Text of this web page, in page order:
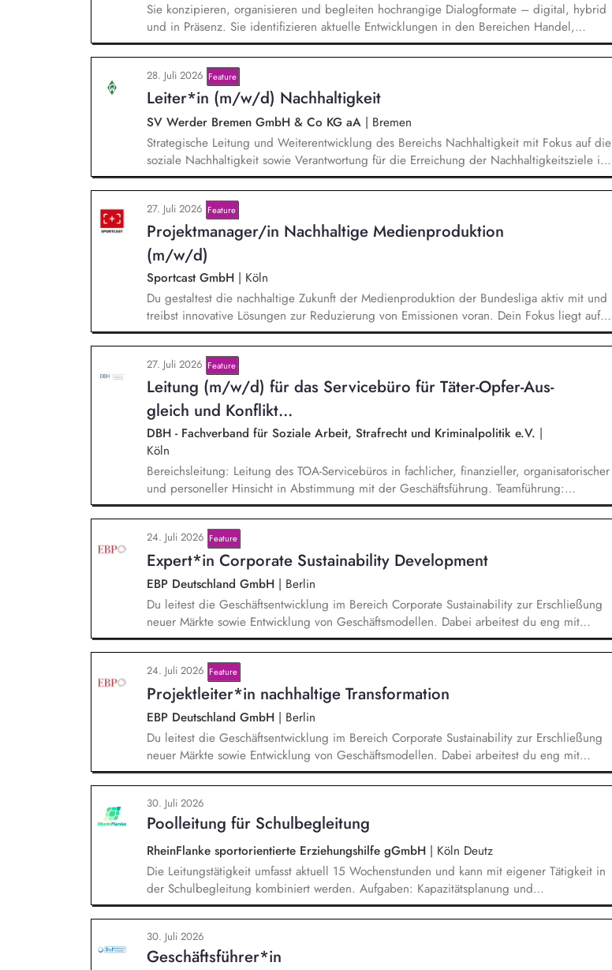
Sie konzipieren, organisieren und begleiten hochrangige Dialogformate – digital, hybrid
und in Präsenz. Sie identifizieren aktuelle Entwicklungen in den Bereichen Handel,
Technologie, Geopolitik und wirtschaftliche Sicherheit und bereiten diese für
Veranstaltungen, Hintergrundgespräche, Publikationen und politische Diskussionen auf.
Sie identifizieren und gewinnen Referent*innen sowie Diskussionspartner aus Politik,
Wirtschaft, Wissenschaft und Zivilgesellschaft.
28. Juli 2026 Feature
Leiter*in (m/w/d) Nachhaltigkeit
SV Werder Bremen GmbH & Co KG aA | Bremen
Strategische Leitung und Weiterentwicklung des Bereichs Nachhaltigkeit mit Fokus auf die
soziale Nachhaltigkeit sowie Verantwortung für die Erreichung der Nachhaltigkeitsziele in
Zusammenarbeit mit der Geschäftsführung und anderen Bereichen. Disziplinarische und
fachliche Führung sowie Entwicklung der Mitarbeiter*innen im Bereich Nachhaltigkeit.
Pflege und Weiterentwicklung des Netzwerks an Kooperationspartner*innen sowie
strategische Entwicklung nachhaltigkeitsbezogener Partnerschaften.
27. Juli 2026 Feature
Projektmanager/in Nachhaltige Medienproduktion
(m/w/d)
Sportcast GmbH | Köln
Du gestaltest die nachhaltige Zukunft der Medienproduktion der Bundesliga aktiv mit und
treibst innovative Lösungen zur Reduzierung von Emissionen voran. Dein Fokus liegt auf
der Evaluierung von Reduktionspotentialen von TV-Produktionskonzepten hinsichtlich
Co2e-Fußabdruck, Durchführung einer Machbarkeitsstudie zur emissionsfreien USV-
Stromversorgung sowie der Koordination interner und externer Stakeholder.
27. Juli 2026 Feature
Lei­tung (m/w/d) für das Servicebüro für Tä­ter-Op­fer-Aus­
gleich und Kon­flikt­...
DBH - Fachverband für Soziale Arbeit, Strafrecht und Kriminalpolitik e.V. |
Köln
Bereichsleitung: Leitung des TOA-Servicebüros in fachlicher, finanzieller, organisatorischer
und personeller Hinsicht in Abstimmung mit der Geschäftsführung. Teamführung:
Personalverantwortung für zwei Mitarbeitende. Strategische Organisationsentwicklung: Sie
verantworten die strategische und organisatorische Weiterentwicklung des TOA-
Servicebüros in den Bereichen Fortbildung, Information und Qualitätssicherung.
Projektmanagement: Verantwortliche Planung, Budgetierung und Projektcontrolling im
Rahmen von öffentlichen Zuwendungen.
24. Juli 2026 Feature
Expert*in Corporate Sustainability Development
EBP Deutschland GmbH | Berlin
Du leitest die Geschäftsentwicklung im Bereich Corporate Sustainability zur Erschließung
neuer Märkte sowie Entwicklung von Geschäftsmodellen. Dabei arbeitest du eng mit
einem bestehenden Team zusammen und entwickelst dieses gemeinsam mit erfahrenen
Projektleiter*innen weiter. Zu Deinen Aufgaben gehören vor allem: Strategieentwicklung,
Trendanalysen, Partnermanagement sowie Akquisition von Aufträgen, Neukunden und
Projekten.
24. Juli 2026 Feature
Projektleiter*in nachhaltige Transformation
EBP Deutschland GmbH | Berlin
Du leitest die Geschäftsentwicklung im Bereich Corporate Sustainability zur Erschließung
neuer Märkte sowie Entwicklung von Geschäftsmodellen. Dabei arbeitest du eng mit
einem bestehenden Team zusammen und entwickelst dieses gemeinsam mit erfahrenen
Projektleiter*innen weiter. Zu Deinen Aufgaben gehören vor allem: Strategieentwicklung:
Entwurf und Umsetzung von Wachstumsstrategie und Geschäftsmodellen, Trendanalysen:
Frühzeitige Identifikation von Branchen- und Regulatoriktrends, Partnermanagement:
Aufbau von strategischen Partnerschaften, Kooperationen und Netzwerken, Akquisition von
Aufträgen, Neukunden und Projekten.
30. Juli 2026
Poolleitung für Schulbegleitung
RheinFlanke sportorientierte Erziehungshilfe gGmbH | Köln Deutz
Die Leitungstätigkeit umfasst aktuell 15 Wochenstunden und kann mit eigener Tätigkeit in
der Schulbegleitung kombiniert werden. Aufgaben: Kapazitätsplanung und
Stellenvertretung, Einarbeitung neuer Mitarbeitenden, Zielvereinbarung und
Entwicklungsgespräche mit Mitarbeitenden, Förderung Teambuilding und Teamarbeit,
Qualitätssicherung der pädagogischen Arbeit im Hilfeplanverfahren, Kommunikation im
Hinblick auf die Schnittstelle zwischen RheinFlanke und Schule.
30. Juli 2026
Geschäftsführer*in